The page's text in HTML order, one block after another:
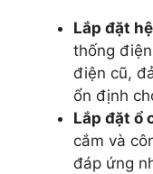
Lắp đặt
thống
điện cũ,
ổn định
Lắp đặt ổ
cắm và
đáp ứng